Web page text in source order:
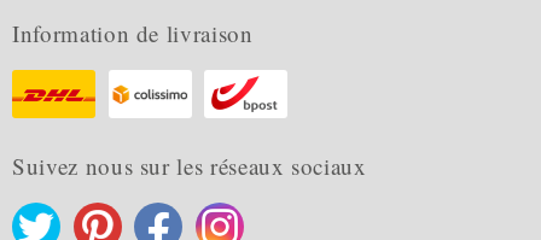
Information de livraison
Suivez nous sur les réseaux sociaux